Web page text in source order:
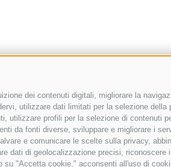
dei contenuti digitali, migliorare la
utilizzare dati limitati per la selezione della
utilizzare profili per la selezione di contenuti
da fonti diverse, sviluppare e migliorare i
e comunicare le scelte sulla privacy,
dati di geolocalizzazione precisi,
"Accetta cookie," acconsenti all'uso di